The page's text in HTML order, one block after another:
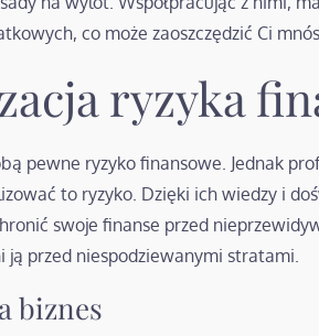
co może zaoszczędzić Ci
ryzyka
pewne ryzyko finansowe. Jednak
to ryzyko. Dzięki ich wiedzy i
swoje finanse przed
ją przed niespodziewanymi stratami.
biznes